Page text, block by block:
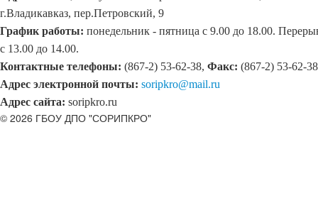
г.Владикавказ, пер.Петровский, 9
График работы: понедельник - пятница с 9.00 до 18.00.
с 13.00 до 14.00.
Контактные телефоны: (867-2) 53-62-38, Факс: (867-2) 53-62-38
Адрес электронной почты: soripkro@mail.ru
Адрес сайта: soripkro.ru
© 2026 ГБОУ ДПО "СОРИПКРО"